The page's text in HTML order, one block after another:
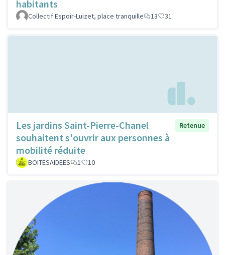
habitants
Collectif Espoir-Luizet, place tranquille 13 31
Les jardins Saint-Pierre-Chanel
souhaitent s'ouvrir aux personnes à
mobilité réduite
Retenue
BOITESAIDEES 1 10